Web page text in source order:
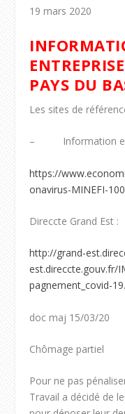
19 mars 2020
PAYS DU
Les sites de
– Information et
https://
onavirus-MINEFI-
Direccte Grand Est :
http://grand-
est.direccte.gouv.fr/
pagnement_covid-
doc maj 15/03/20
Chômage partiel
Pour ne pas
Travail a décidé de